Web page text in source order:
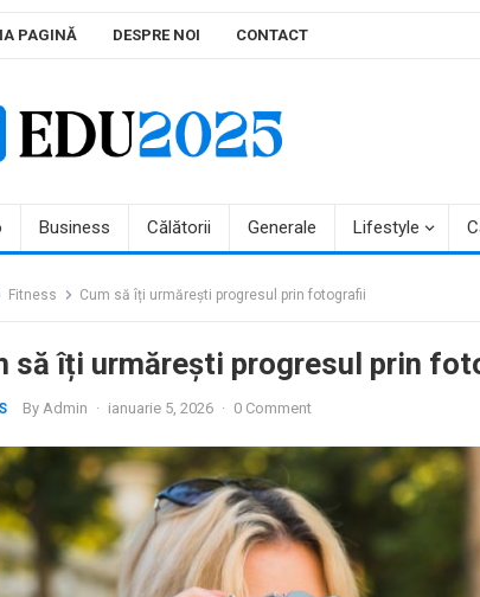
PAGINĂ DESPRE NOI CONTACT
Business Călătorii Generale Lifestyle
Fitness Cum să îți urmărești progresul prin fotografii
să îți urmărești progresul prin
By Admin · ianuarie 5, 2026 · 0 Comment